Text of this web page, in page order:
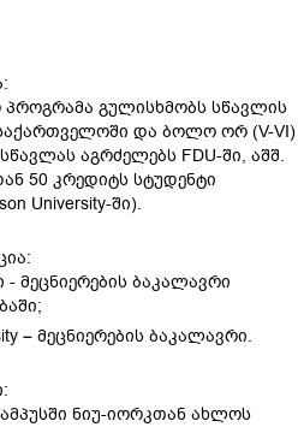
გულისხმობს სწავლის
და ბოლო ორ (V-VI)
აგრძელებს FDU-ში, აშშ.
50 კრედიტს სტუდენტი
University-ში).
- მეცნიერების ბაკალავრი
– მეცნიერების ბაკალავრი.
ნიუ-იორკთან ახლოს